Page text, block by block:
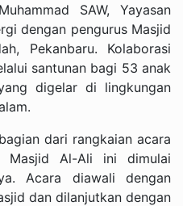
SAW, Yayasan
dengan pengurus Masjid
Pekanbaru. Kolaborasi
santunan bagi 53 anak
digelar di lingkungan
dari rangkaian acara
Masjid Al-Ali ini dimulai
Acara diawali dengan
dan dilanjutkan dengan